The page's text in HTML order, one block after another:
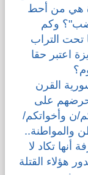
هي من أحط
وكم
تحت التراب
اعتبر حقا
القرن
على
ن وأخواتكم/
والمواطنة..
أنها تكاد لا
هؤلاء القتلة